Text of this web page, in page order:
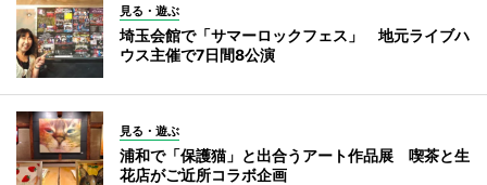
見る・遊ぶ
埼玉会館で「サマーロックフェス」 地元ライブハ
ウス主催で7日間8公演
見る・遊ぶ
浦和で「保護猫」と出合うアート作品展 喫茶と生
花店がご近所コラボ企画